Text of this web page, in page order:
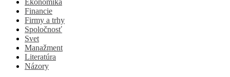
Ekonomika
Financie
Firmy a trhy
Spoločnosť
Svet
Manažment
Literatúra
Názory